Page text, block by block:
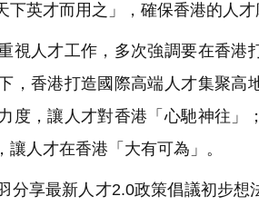
英才而用之」，確保香港的人才
視人才工作，多次強調要在香港
，香港打造國際高端人才集聚高
度，讓人才對香港「心馳神往」
人才在香港「大有可為」。
享最新人才2.0政策倡議初步想